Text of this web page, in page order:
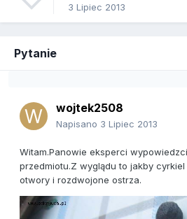
3 Lipiec 2013
Pytanie
wojtek2508
Napisano 3 Lipiec 2013
Witam.Panowie eksperci
przedmiotu.Z wyglądu to jakby
otwory i rozdwojone ostrza.